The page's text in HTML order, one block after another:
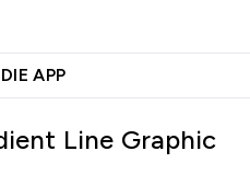
APP
Line Graphic